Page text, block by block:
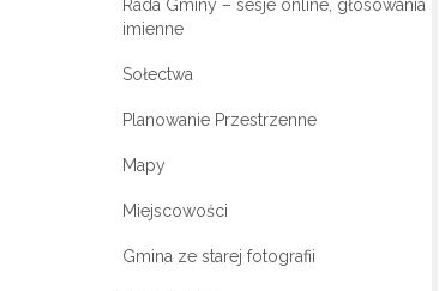
Rada Gminy – sesje online, głosowania
imienne
Sołectwa
Planowanie Przestrzenne
Mapy
Miejscowości
Gmina ze starej fotografii